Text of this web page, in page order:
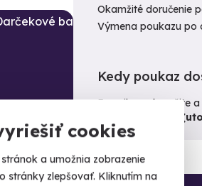
cookies
a umožnia zobrazenie
stránky zlepšovať. Kliknutím na
Okamžité doručenie
Výmena poukazu po
Kedy poukaz
E-mailom okamžite
11. 8.